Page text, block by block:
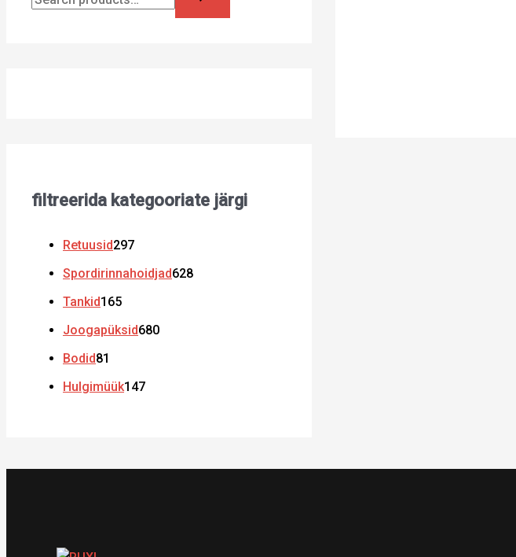
filtreerida kategooriate järgi
Retuusid297
Spordirinnahoidjad628
Tankid165
Joogapüksid680
Bodid81
Hulgimüük147